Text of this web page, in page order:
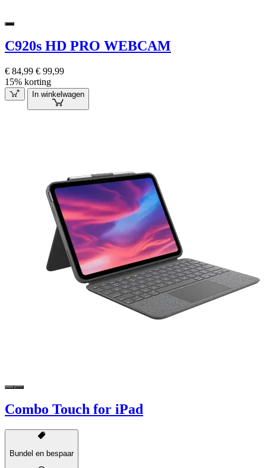
C920s HD PRO WEBCAM
€ 84,99 € 99,99
15% korting
In winkelwagen
Combo Touch for iPad
Bundel en bespaar